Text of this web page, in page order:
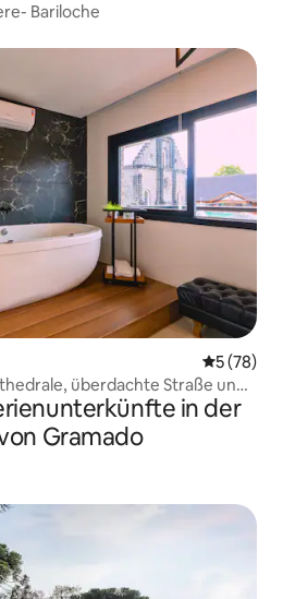
Bariloche
5 (78)
überdachte Straße und
in der
Gramado